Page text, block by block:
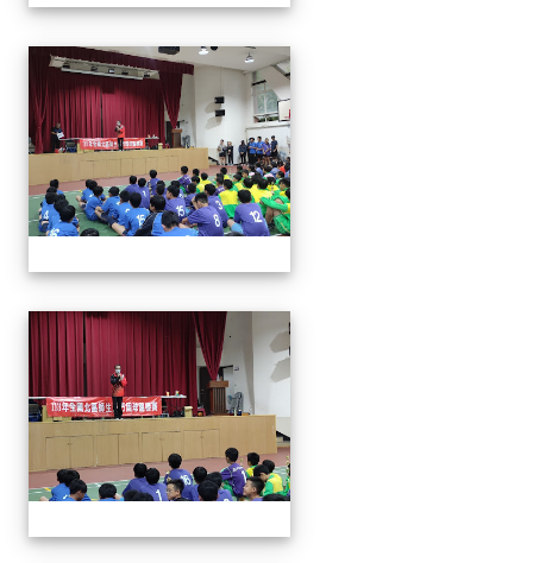
113年全國北區師生盃巧固
113年全國北區師生盃巧固